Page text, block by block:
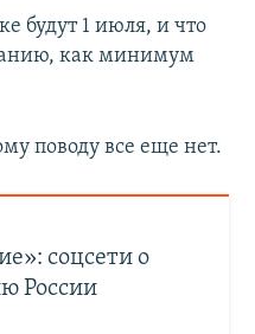
будут 1 июля, и что
как минимум
поводу все еще нет.
соцсети о
России